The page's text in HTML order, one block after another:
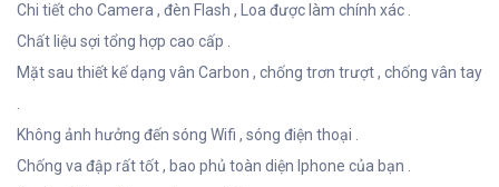
Chi tiết cho Camera , đèn Flash , Loa được làm chính xác .
Chất liệu sợi tổng hợp cao cấp .
Mặt sau thiết kế dạng vân Carbon , chống trơn trượt , chống vân tay
Không ảnh hưởng đến sóng Wifi , sóng điện thoại .
Chống va đập rất tốt , bao phủ toàn diện Iphone của bạn .